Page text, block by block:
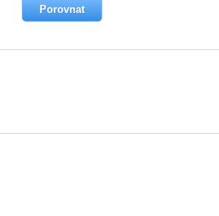
Porovnat